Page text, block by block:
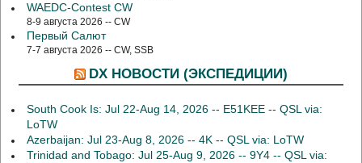
WAEDC-Contest CW
8-9 августа 2026 -- CW
Первый Салют
7-7 августа 2026 -- CW, SSB
DX НОВОСТИ (ЭКСПЕДИЦИИ)
South Cook Is: Jul 22-Aug 14, 2026 -- E51KEE -- QSL via:
LoTW
Azerbaijan: Jul 23-Aug 8, 2026 -- 4K -- QSL via: LoTW
Trinidad and Tobago: Jul 25-Aug 9, 2026 -- 9Y4 -- QSL via: